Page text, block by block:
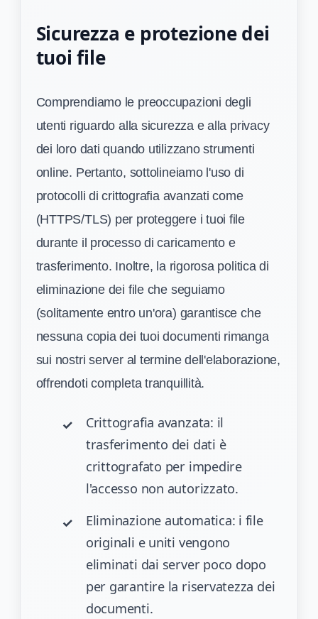
Sicurezza e protezione dei
tuoi file
Comprendiamo le preoccupazioni degli
utenti riguardo alla sicurezza e alla privacy
dei loro dati quando utilizzano strumenti
online. Pertanto, sottolineiamo l'uso di
protocolli di crittografia avanzati come
(HTTPS/TLS) per proteggere i tuoi file
durante il processo di caricamento e
trasferimento. Inoltre, la rigorosa politica di
eliminazione dei file che seguiamo
(solitamente entro un'ora) garantisce che
nessuna copia dei tuoi documenti rimanga
sui nostri server al termine dell'elaborazione,
offrendoti completa tranquillità.
Crittografia avanzata: il
trasferimento dei dati è
crittografato per impedire
l'accesso non autorizzato.
Eliminazione automatica: i file
originali e uniti vengono
eliminati dai server poco dopo
per garantire la riservatezza dei
documenti.